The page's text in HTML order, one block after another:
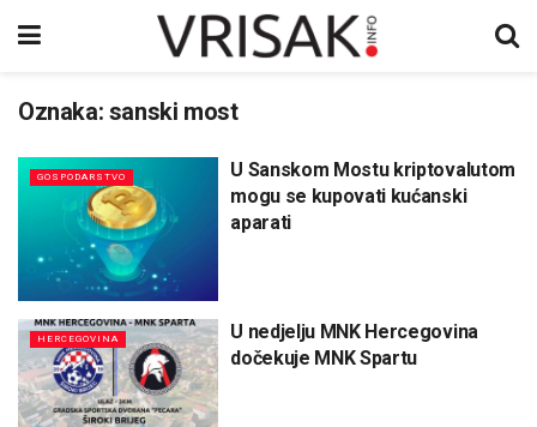
Oznaka: sanski most
GOSPODARSTVO
U Sanskom Mostu kriptovalutom
mogu se kupovati kućanski
aparati
HERCEGOVINA
U nedjelju MNK Hercegovina
dočekuje MNK Spartu